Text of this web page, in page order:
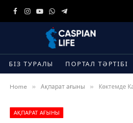
Facebook
Instagram
YouTube
WhatsApp
Telegram
БІЗ ТУРАЛЫ ПОРТАЛ ТӘРТІБІ
Home » Ақпарат ағыны » Көктемде
АҚПАРАТ АҒЫНЫ